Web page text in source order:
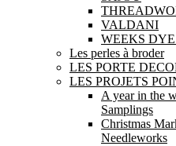
VALDANI
WEEKS
Les perles à broder
LES PORTE
LES PROJETS
A year in the
Samplings
Christmas
Needleworks